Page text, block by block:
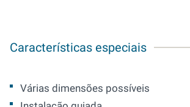
Características especiais
Várias dimensões possíveis